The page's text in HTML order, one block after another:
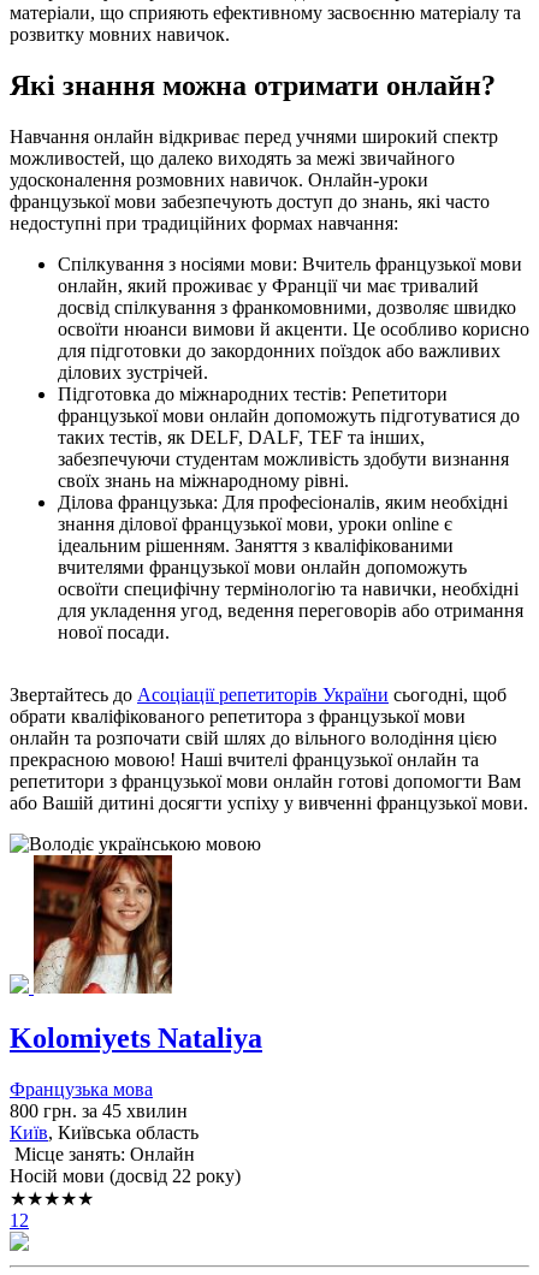
матеріали, що сприяють ефективному засвоєнню матеріалу та
розвитку мовних навичок.
Які знання можна отримати онлайн?
Навчання онлайн відкриває перед учнями широкий спектр
можливостей, що далеко виходять за межі звичайного
удосконалення розмовних навичок. Онлайн-уроки
французької мови забезпечують доступ до знань, які часто
недоступні при традиційних формах навчання:
Спілкування з носіями мови: Вчитель французької мови
онлайн, який проживає у Франції чи має тривалий
досвід спілкування з франкомовними, дозволяє швидко
освоїти нюанси вимови й акценти. Це особливо корисно
для підготовки до закордонних поїздок або важливих
ділових зустрічей.
Підготовка до міжнародних тестів: Репетитори
французької мови онлайн допоможуть підготуватися до
таких тестів, як DELF, DALF, TEF та інших,
забезпечуючи студентам можливість здобути визнання
своїх знань на міжнародному рівні.
Ділова французька: Для професіоналів, яким необхідні
знання ділової французької мови, уроки online є
ідеальним рішенням. Заняття з кваліфікованими
вчителями французької мови онлайн допоможуть
освоїти специфічну термінологію та навички, необхідні
для укладення угод, ведення переговорів або отримання
нової посади.
Звертайтесь до Асоціації репетиторів України ​ сьогодні, щоб
обрати кваліфікованого репетитора з французької мови
онлайн та розпочати свій шлях до вільного володіння цією
прекрасною мовою! Наші вчителі французької онлайн та
репетитори з французької мови онлайн готові допомогти Вам
або Вашій дитині досягти успіху у вивченні французької мови.​
Kolomiyets Nataliya
Французька мова
800 грн. за 45 хвилин
Київ, Київська область
Місце занять: Онлайн
Носій мови (досвід 22 року)
★★★★★
12